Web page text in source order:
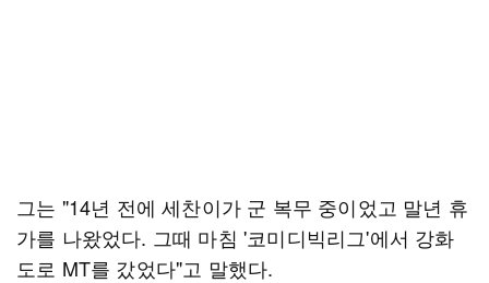
그는 "14년 전에 세찬이가 군 복무 중이었고 말년 휴
가를 나왔었다. 그때 마침 '코미디빅리그'에서 강화
도로 MT를 갔었다"고 말했다.